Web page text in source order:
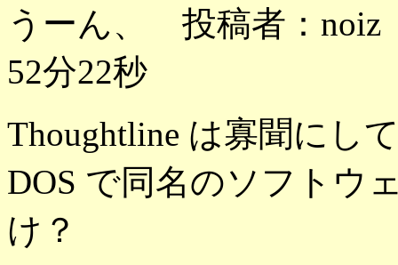
うーん、 投稿者：
52分22秒
Thoughtline は寡聞にし
DOS で同名のソフトウ
け？